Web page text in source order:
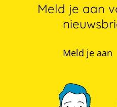
Meld je aan
Meld je aan